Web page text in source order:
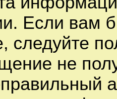
Если вам
следуйте
не